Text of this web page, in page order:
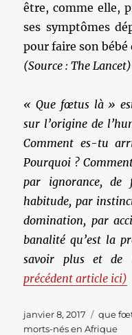
être, comme elle,
ses symptômes
pour faire son bébé
(Source : The Lancet)
« Que fœtus là »
sur l’origine de
Comment es-tu
Pourquoi ?
par ignorance, de
habitude, par
domination, par
banalité qu’est la
savoir plus et de
précédent article ici)
Publié
le
janvier 8, 2017 que
morts-nés en Afrique